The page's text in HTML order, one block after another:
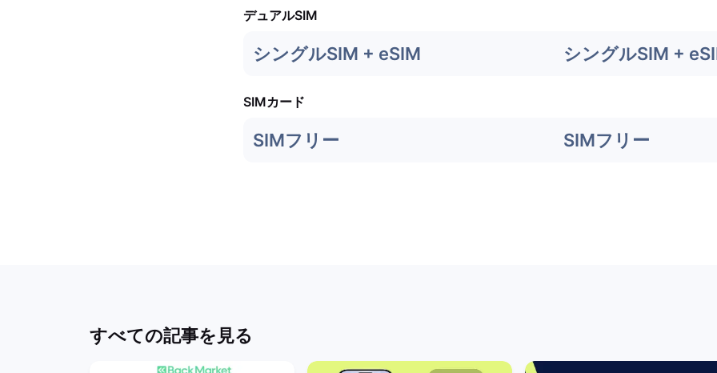
デュアルSIM
シングルSIM + eSIM シングルSIM +
SIMカード
SIMフリー SIMフリー
すべての記事を見る